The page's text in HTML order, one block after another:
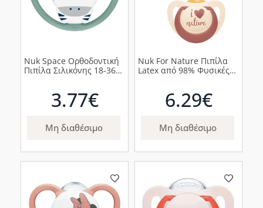
Nuk Space Ορθοδοντική
Πιπίλα Σιλικόνης 18-36m
3.77€
Μη διαθέσιμο
Nuk For Nature Πιπίλα
Latex από 98% Φυσικές
6.29€
Μη διαθέσιμο